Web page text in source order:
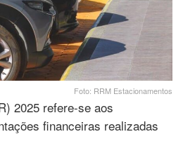
Foto: RRM Estacionamentos
2025 refere-se aos
financeiras realizadas